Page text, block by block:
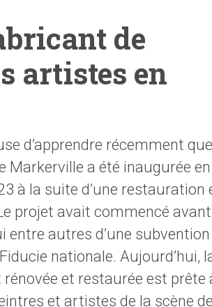
de
artistes en
d’apprendre récemment
Markerville a été inaugurée en
à la suite d’une restauration
projet avait commencé
entre autres d’une subvention
nationale. Aujourd’hui,
et restaurée est prête
et artistes de la scène de